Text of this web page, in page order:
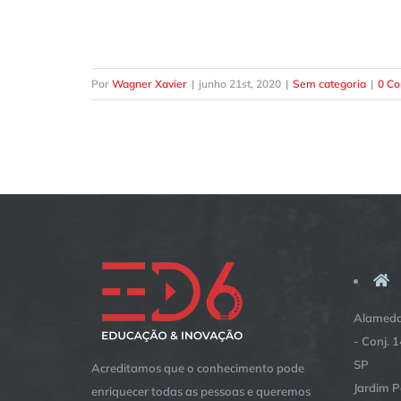
Por Wagner Xavier | junho 21st, 2020 | Sem categoria | 0
Acreditamos que o conhecimento pode
enriquecer todas as pessoas e queremos
- Conj.
SP
Jardim